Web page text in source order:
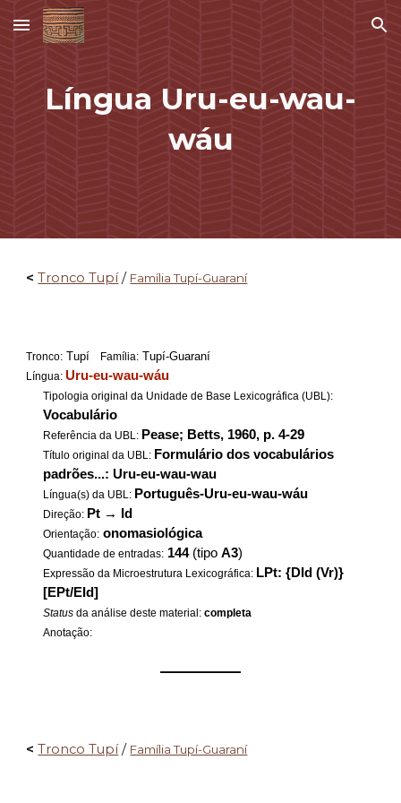
Skip to main content Skip to navigation
Língua Uru-eu-wau-
wáu
< Tronco Tupí/ Família Tupí-Guaraní
Tronco: Tupí Família: Tupí-Guaraní
Língua:Uru-eu-wau-wáu
Tipologia original da Unidade de Base Lexicográfica (UBL):
Vocabulário
Referência da UBL: Pease; Betts, 1960, p. 4-29
Título original da UBL: Formulário dos vocabulários
padrões...: Uru-eu-wau-wau
Língua(s) da UBL: Português-Uru-eu-wau-wáu
Direção: Pt → Id
Orientação: onomasiológica
Quantidade de entradas: 144(tipoA3)
Expressão da Microestrutura Lexicográfica: LPt: {DId (Vr)}
[EPt/EId]
Status da análise deste material:completa
Anotação:
——————
< Tronco Tupí/ Família Tupí-Guaraní